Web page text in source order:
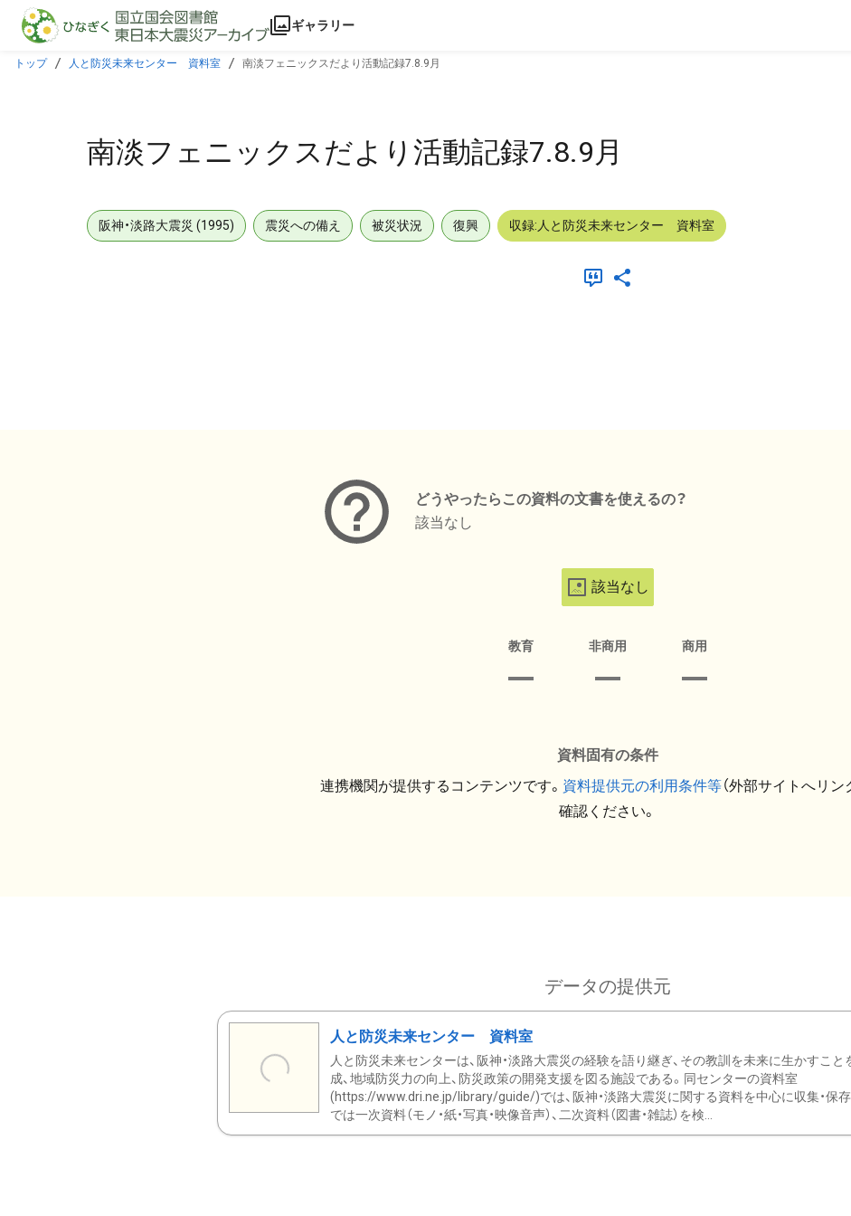
本文に飛ぶ
ギャラリー
トップ 人と防災未来センター 資料室 南淡フェニックスだより活動記録7.8.9月
南淡フェニックスだより活動記録7.8.9月
阪神・淡路大震災 (1995) 震災への備え 被災状況 復興 収録:人と防災未来センター 資料室
どうやったらこの資料の文書を使えるの？
該当なし
該当なし
教育 非商用 商用
資料固有の条件
連携機関が提供するコンテンツです。 資料提供元の利用条件等（外部サイトへリン
確認ください。
データの提供元
人と防災未来センター 資料室
人と防災未来センターは、阪神・淡路大震災の経験を語り継ぎ、その教訓を未来に生かすこと
成、地域防災力の向上、防災政策の開発支援を図る施設である。同センターの資料室
(https://www.dri.ne.jp/library/guide/)では、阪神・淡路大震災に関する資料を中心に収集・保
では一次資料（モノ・紙・写真・映像音声）、二次資料（図書・雑誌）を検...